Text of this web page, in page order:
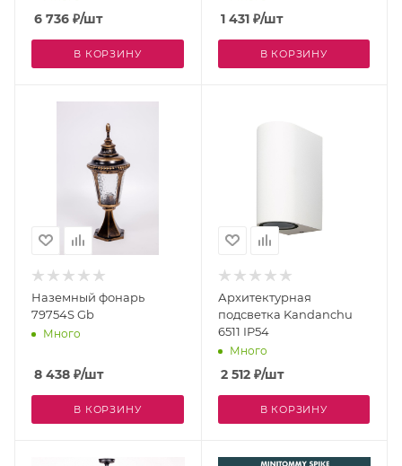
6 736 ₽/шт
В КОРЗИНУ
1 431₽/шт
В КОРЗИНУ
Наземный фонарь
79754S Gb
Много
8 438 ₽/шт
В КОРЗИНУ
Архитектурная
подсветка Kandanchu
6511 IP54
Много
2 512₽/шт
В КОРЗИНУ